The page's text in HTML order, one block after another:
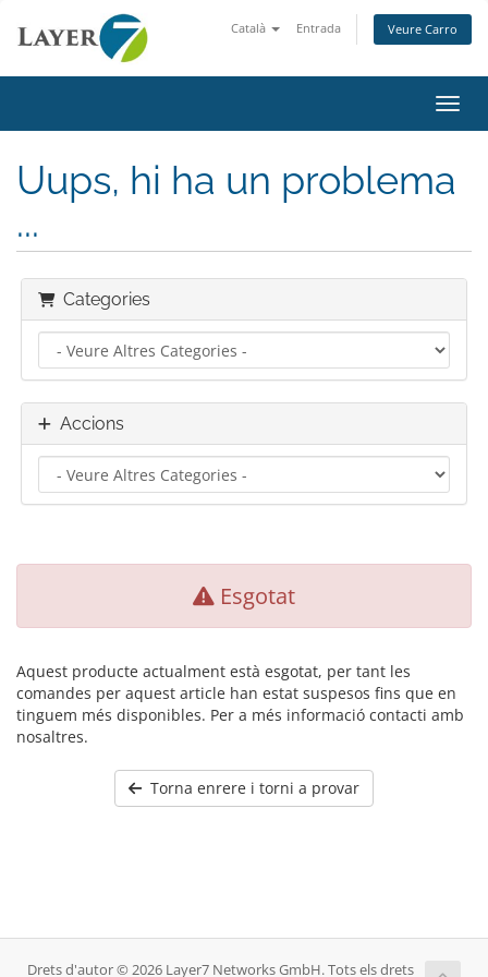
Català Entrada Veure Carro
Uups, hi ha un problema
...
Categories
Accions
Esgotat
Aquest producte actualment està esgotat, per tant les
comandes per aquest article han estat suspesos fins que en
tinguem més disponibles. Per a més informació contacti amb
nosaltres.
Torna enrere i torni a provar
Drets d'autor © 2026 Layer7 Networks GmbH. Tots els drets